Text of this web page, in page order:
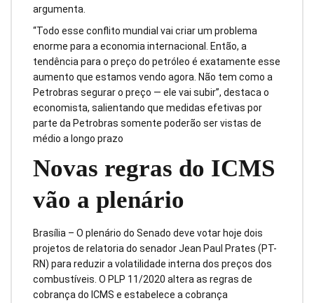
argumenta.
“Todo esse conflito mundial vai criar um problema
enorme para a economia internacional. Então, a
tendência para o preço do petróleo é exatamente esse
aumento que estamos vendo agora. Não tem como a
Petrobras segurar o preço — ele vai subir”, destaca o
economista, salientando que medidas efetivas por
parte da Petrobras somente poderão ser vistas de
médio a longo prazo
Novas regras do ICMS
vão a plenário
Brasília – O plenário do Senado deve votar hoje dois
projetos de relatoria do senador Jean Paul Prates (PT-
RN) para reduzir a volatilidade interna dos preços dos
combustíveis. O PLP 11/2020 altera as regras de
cobrança do ICMS e estabelece a cobrança